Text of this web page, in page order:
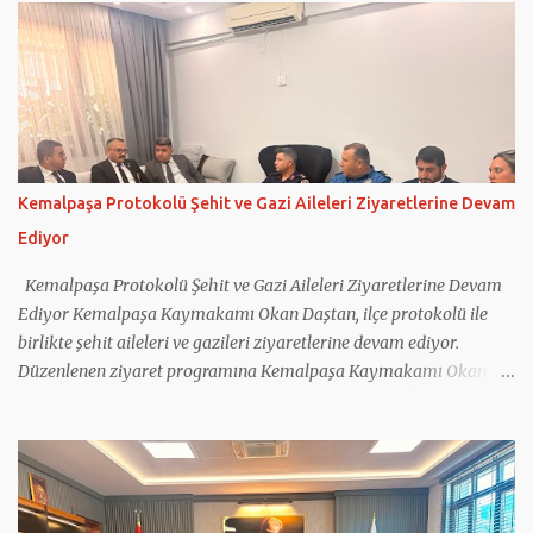
Mehmet Önder Ortoğlu, İlçe Jandarma Komutanlığı’nın
faaliyetleri hakkında Kaymakam Daştan’a bilgi verdi. Jandarma
personeliyle de bir araya gelen Kaymakam Okan Daştan,
vatandaşların huzur ve güvenliği için gece gündüz fedakârca
görev yapan tüm personele teşekkür ederek çalışmalarında
başarılar diledi.
Kemalpaşa Protokolü Şehit ve Gazi Aileleri Ziyaretlerine Devam
Ediyor
Kemalpaşa Protokolü Şehit ve Gazi Aileleri Ziyaretlerine Devam
Ediyor Kemalpaşa Kaymakamı Okan Daştan, ilçe protokolü ile
birlikte şehit aileleri ve gazileri ziyaretlerine devam ediyor.
Düzenlenen ziyaret programına Kemalpaşa Kaymakamı Okan
İlhan Tatar, İlçe Müftüsü Nurullah Birlik ile Sosyal Yardımlaşma
ve Dayanışma Vakfı Müdürü Kadriye Baş katıldı. Kaymakam
Daştan ve beraberindeki heyet; 2019 yılında Hakkâri Çukurca'da